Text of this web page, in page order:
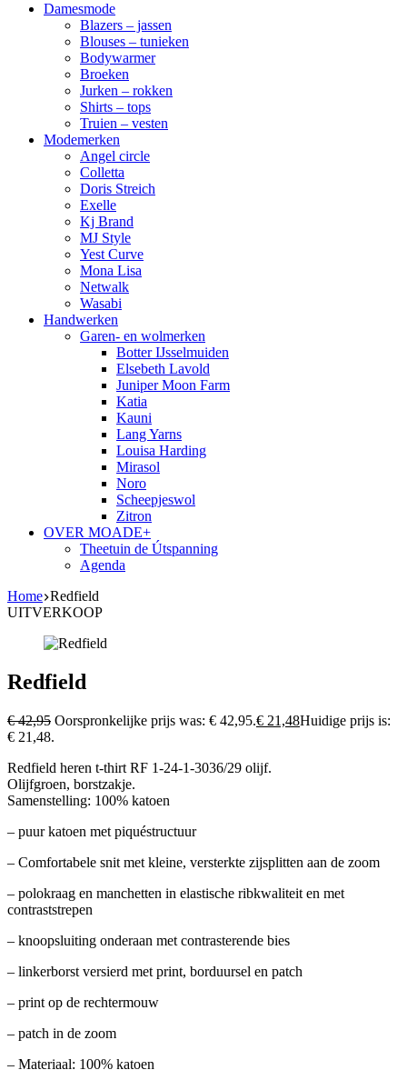
Damesmode
Blazers – jassen
Blouses – tunieken
Bodywarmer
Broeken
Jurken – rokken
Shirts – tops
Truien – vesten
Modemerken
Angel circle
Colletta
Doris Streich
Exelle
Kj Brand
MJ Style
Yest Curve
Mona Lisa
Netwalk
Wasabi
Handwerken
Garen- en wolmerken
Botter IJsselmuiden
Elsebeth Lavold
Juniper Moon Farm
Katia
Kauni
Lang Yarns
Louisa Harding
Mirasol
Noro
Scheepjeswol
Zitron
OVER MOADE+
Theetuin de Útspanning
Agenda
Home Redfield
UITVERKOOP
Redfield
€42,95 Oorspronkelijke prijs was: € 42,95.€ 21,48Huidige prijs is:
€ 21,48.
Redfield heren t-thirt RF 1-24-1-3036/29 olijf.
Olijfgroen, borstzakje.
Samenstelling: 100% katoen
– puur katoen met piquéstructuur
– Comfortabele snit met kleine, versterkte zijsplitten aan de zoom
– polokraag en manchetten in elastische ribkwaliteit en met
contraststrepen
– knoopsluiting onderaan met contrasterende bies
– linkerborst versierd met print, borduursel en patch
– print op de rechtermouw
– patch in de zoom
– Materiaal: 100% katoen